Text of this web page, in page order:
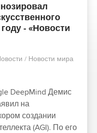
- «Новости
/ Новости мира
DeepMind Демис
на
создании
(AGI). По его